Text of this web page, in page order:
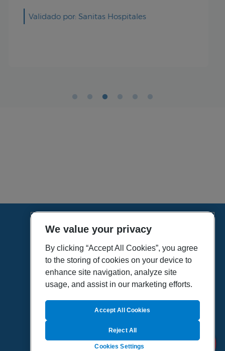
Validado por: Dr. Eduardo Cabrillo
HOME
VÍDEOS
POLÍTICA DE PRIVACIDAD
POLÍTICA DE COOKIES
MAPA DEL SITIO
QUIENES SOMOS
We value your privacy
By clicking “Accept All Cookies”, you agree
to the storing of cookies on your device to
enhance site navigation, analyze site
usage, and assist in our marketing efforts.
Cookies Settings
Reject All
Accept All Cookies